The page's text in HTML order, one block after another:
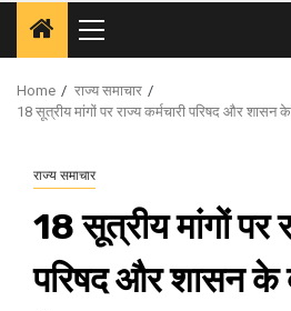
Primary
Menu
Home
राज्य समाचार
18 सूत्रीय मांगों पर राज्य कर्मचारी परिषद और
राज्य समाचार
18 सूत्रीय मांगों पर
परिषद और शासन के